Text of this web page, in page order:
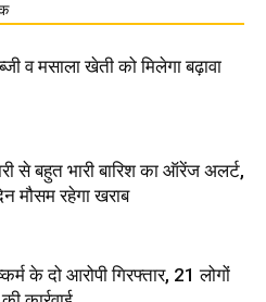
व मसाला खेती को मिलेगा बढ़ावा
से बहुत भारी बारिश का ऑरेंज अलर्ट,
मौसम रहेगा खराब
के दो आरोपी गिरफ्तार, 21 लोगों